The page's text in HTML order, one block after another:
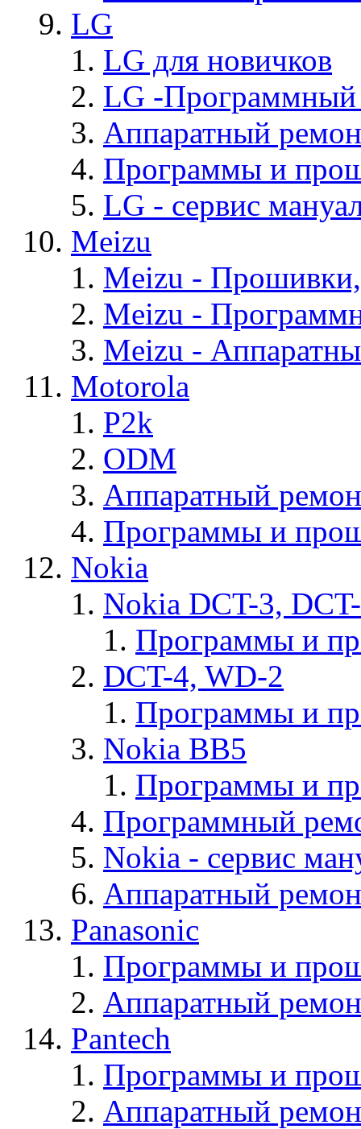
LG
LG для новичков
LG -Программный
Аппаратный
Программы и
LG - cервис
Meizu
Meizu -
Meizu -
Meizu -
Motorola
P2k
ODM
Аппаратный
Программы и
Nokia
Nokia DCT-3,
Программы и
DCT-4, WD-2
Программы и
Nokia BB5
Программы и
Программный
Nokia - cервис
Аппаратный
Panasonic
Программы и
Аппаратный
Pantech
Программы и
Аппаратный